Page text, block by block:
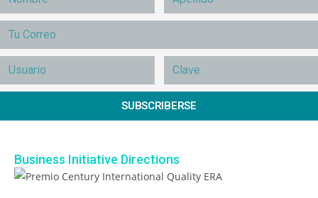
SUBSCRIBERSE
Business Initiative Directions